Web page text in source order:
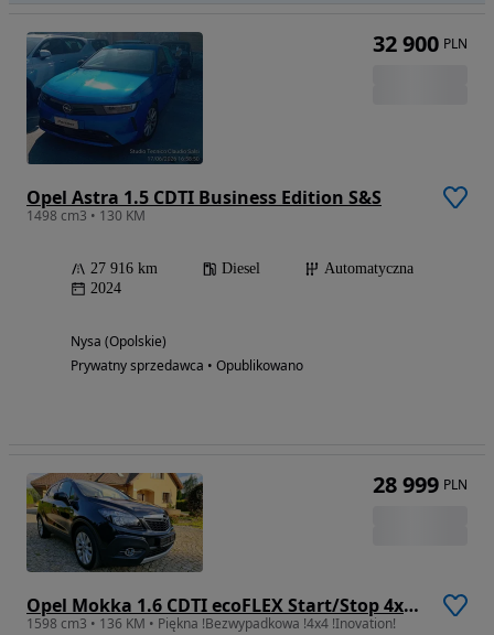
Opel Astra 1.5 CDTI Business Edition S&S
1498 cm3 • 130 KM
27 916 km Diesel
Automatyczna
2024
Nysa (Opolskie)
Prywatny sprzedawca • Opublikowano
32 900 PLN
Opel Mokka 1.6 CDTI ecoFLEX Start/Stop 4x4 Innovation
1598 cm3 • 136 KM • Piękna !Bezwypadkowa !4x4 !Inovation!
28 999 PLN